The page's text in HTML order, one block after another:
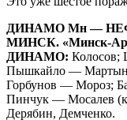
ДИНАМО Мн —
МИНСК. «Минск-
ДИНАМО:
Пышкайло —
Горбунов — Мороз;
Пинчук — Мосалев
Дерябин, Демченко.